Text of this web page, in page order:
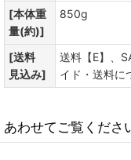
[本体重
量(約)]
850g
[送料
見込み]
送料【E】、
イド・送料に
あわせてご覧くださ